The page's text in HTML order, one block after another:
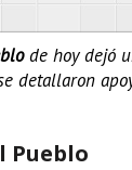
de hoy dejó
detallaron
Pueblo